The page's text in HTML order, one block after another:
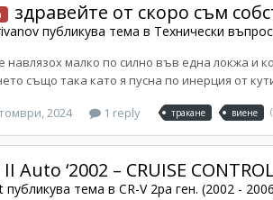
здравейте от скоро съм
публикува тема в Технически
навлязох малко по силно във една локжа и
също така като я пусна по инерция от
2024
1 reply тракане виене
II Auto ‘2002 – CRUISE
публикува тема в CR-V 2ра ген. (2002 -